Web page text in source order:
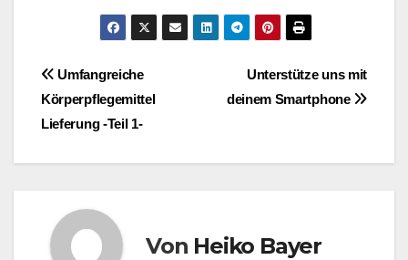
BeitragsnavigationUnterstütze uns mit
deinem Smartphone
Umfangreiche
Körperpflegemittel
Lieferung -Teil 1-
Von Heiko Bayer